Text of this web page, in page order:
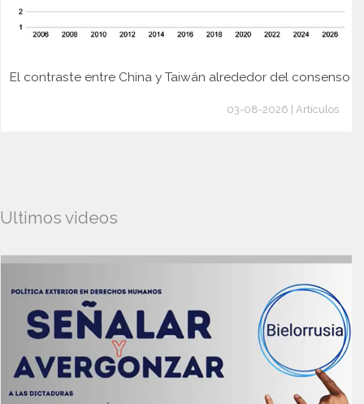
El contraste entre China y Taiwán alrededor del consenso
03-08-2026 | Artículos
Ultimos videos